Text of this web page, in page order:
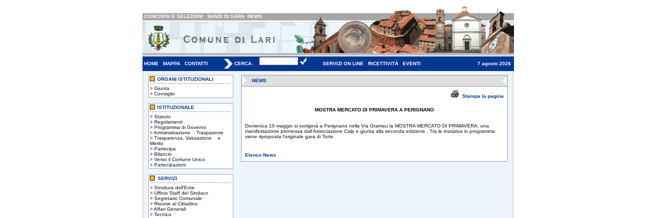
CONCORSI E SELEZIONI BANDI DI GARA NEWS
HOME MAPPA CONTATTI CERCA: SERVIZI ON LINE RICETTIVITÀ EVENTI 7 agosto 2026
ORGANI ISTITUZIONALI
> Giunta
> Consiglio
ISTITUZIONALE
> Statuto
> Regolamenti
> Programma di Governo
>Amministrazione Trasparente
> Trasparenza, Valutazione e
Merito
> Partecipa
> Bilancio
> Verso il Comune Unico
> Partecipazioni
SERVIZI
> Struttura dell'Ente
> Ufficio Staff del Sindaco
> Segretario Comunale
> Risorse al Cittadino
>Affari Generali
> Tecnico
NEWS
Stampa la pagina
MOSTRA MERCATO DI PRIMAVERA A PERIGNANO
Domenica 10 maggio si svolgerà a Perignano nella Via Gramsci la MOSTRA MERCATO DI PRIMAVERA, una
manifestazione promossa dall'Associazione Calp e giunta alla seconda edizione . Tra le iniziativa in programma
viene riproposta l'originale gara di Torte.
Elenco News